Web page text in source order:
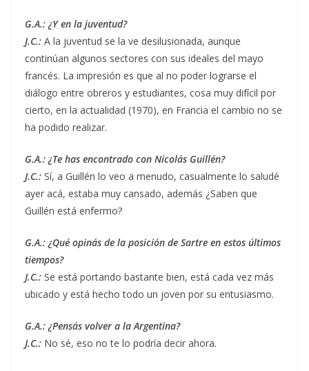
G.A.: ¿Y en la juventud?
J.C.: A la juventud se la ve desilusionada, aunque
continúan algunos sectores con sus ideales del mayo
francés. La impresión es que al no poder lograrse el
diálogo entre obreros y estudiantes, cosa muy difícil por
cierto, en la actualidad (1970), en Francia el cambio no se
ha podido realizar.
G.A.: ¿Te has encontrado con Nicolás Guillén?
J.C.: Sí, a Guillén lo veo a menudo, casualmente lo saludé
ayer acá, estaba muy cansado, además ¿Saben que
Guillén está enfermo?
G.A.: ¿Qué opinás de la posición de Sartre en estos últimos
tiempos?
J.C.: Se está portando bastante bien, está cada vez más
ubicado y está hecho todo un joven por su entusiasmo.
G.A.: ¿Pensás volver a la Argentina?
J.C.: No sé, eso no te lo podría decir ahora.